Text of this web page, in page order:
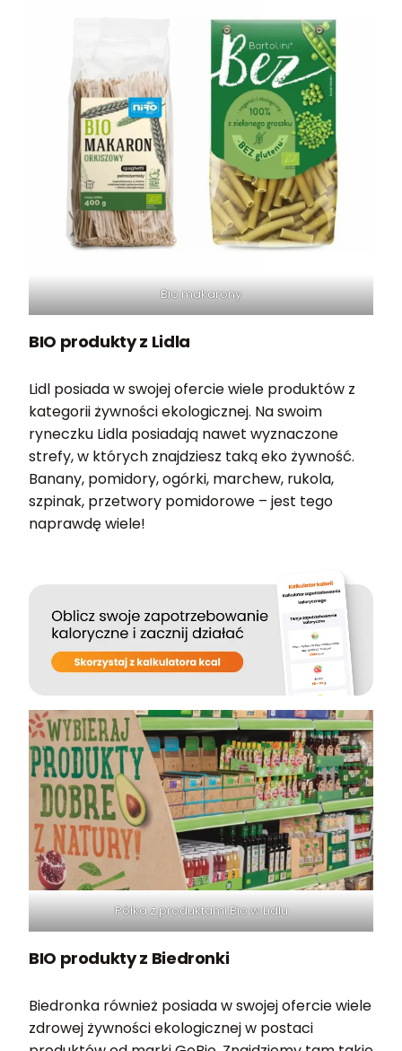
Bio makarony
BIO produkty z Lidla
Lidl posiada w swojej ofercie wiele produktów z
kategorii żywności ekologicznej. Na swoim
ryneczku Lidla posiadają nawet wyznaczone
strefy, w których znajdziesz taką eko żywność.
Banany, pomidory, ogórki, marchew, rukola,
szpinak, przetwory pomidorowe – jest tego
naprawdę wiele!
Półka z produktami Bio w Lidlu
BIO produkty z Biedronki
Biedronka również posiada w swojej ofercie wiele
zdrowej żywności ekologicznej w postaci